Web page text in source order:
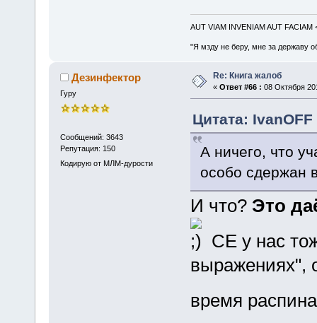
AUT VIAM INVENIAM AUT FACIAM
"Я мзду не беру, мне за державу
Дезинфектор
Гуру
Сообщений: 3643
Репутация: 150
Кодирую от МЛМ-дурости
Re: Книга жалоб
« Ответ #66 : 08 Октября
Цитата:
А ничего, что
особо сдержан
И что? Это
СЕ у нас
выражениях",
время